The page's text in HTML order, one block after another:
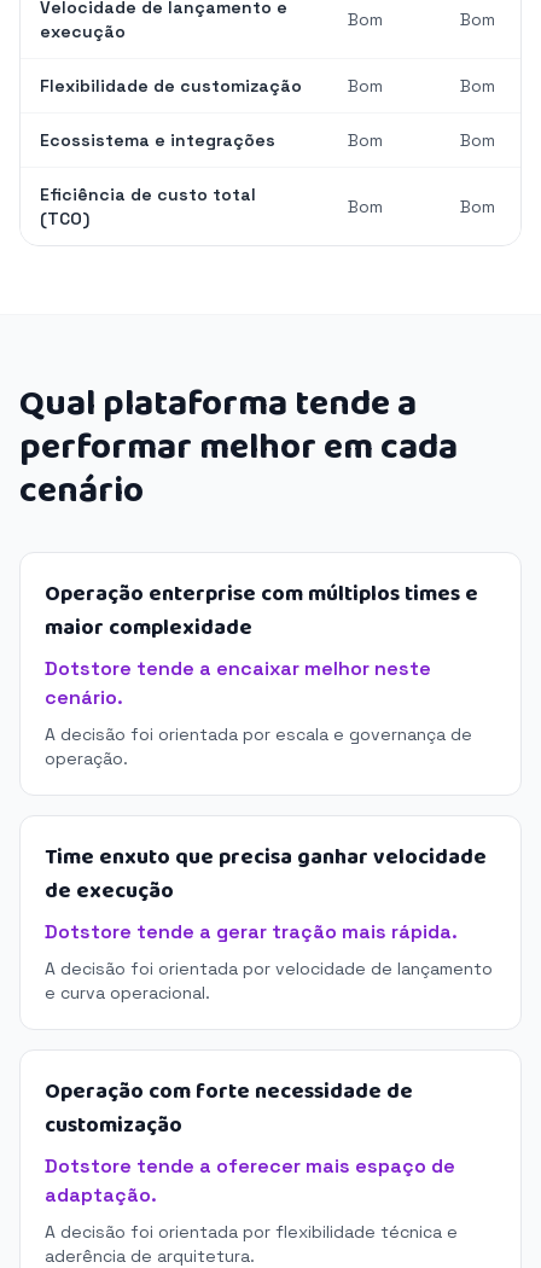
Velocidade de lançamento e
execução
Bom Bom
Flexibilidade de customização Bom Bom
Ecossistema e integrações Bom Bom
Eficiência de custo total
(TCO)
Bom Bom
Qual plataforma tende a
performar melhor em cada
cenário
Operação enterprise com múltiplos times e
maior complexidade
Dotstore tende a encaixar melhor neste
cenário.
A decisão foi orientada por escala e governança de
operação.
Time enxuto que precisa ganhar velocidade
de execução
Dotstore tende a gerar tração mais rápida.
A decisão foi orientada por velocidade de lançamento
e curva operacional.
Operação com forte necessidade de
customização
Dotstore tende a oferecer mais espaço de
adaptação.
A decisão foi orientada por flexibilidade técnica e
aderência de arquitetura.